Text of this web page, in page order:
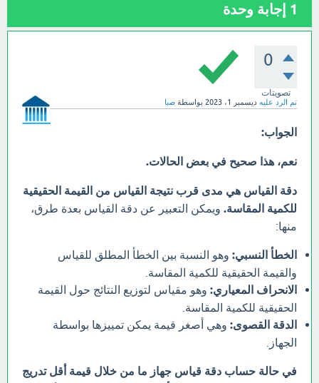
1 إجابة وحدة
0
تصويتات
تم الرد عليه ديسمبر 1، 2023 بواسطة صبا
الجواب:
نعم، هذا صحيح في بعض الحالات.
دقة القياس هي مدى قرب نتيجة القياس من القيمة الحقيقية
للكمية المقاسة. ويمكن التعبير عن دقة القياس بعدة طرق،
منها:
الخطأ النسبي: وهو النسبة بين الخطأ المطلق للقياس
والقيمة الحقيقية للكمية المقاسة.
الانحراف المعياري: وهو مقياس لتوزيع النتائج حول القيمة
الحقيقية للكمية المقاسة.
الدقة القصوى: وهي أصغر قيمة يمكن تمييزها بواسطة
الجهاز.
في حالة حساب دقة قياس جهاز ما من خلال قيمة أقل تدريج